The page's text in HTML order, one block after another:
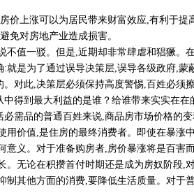
上涨可以为居民带来财富效应,有利于提
免对房地产业造成损害。
值一驳。但是,近期却非常肆虐和猖獗。
就是为了通过误导决策层,误导各级政府,蒙
对此,决策层必须保持高度警惕,百姓必须擦
到最大利益的是谁？给谁带来实实在在
需品的普通百姓来说,商品房市场价格的
用价值,是住房的最终消费者。即使在暴涨
意义。对于准备购房者,房价暴涨将是百害
。无论在积攒首付时期还是成为房奴阶段,
制其他方面的消费,要降低生活质量。对于